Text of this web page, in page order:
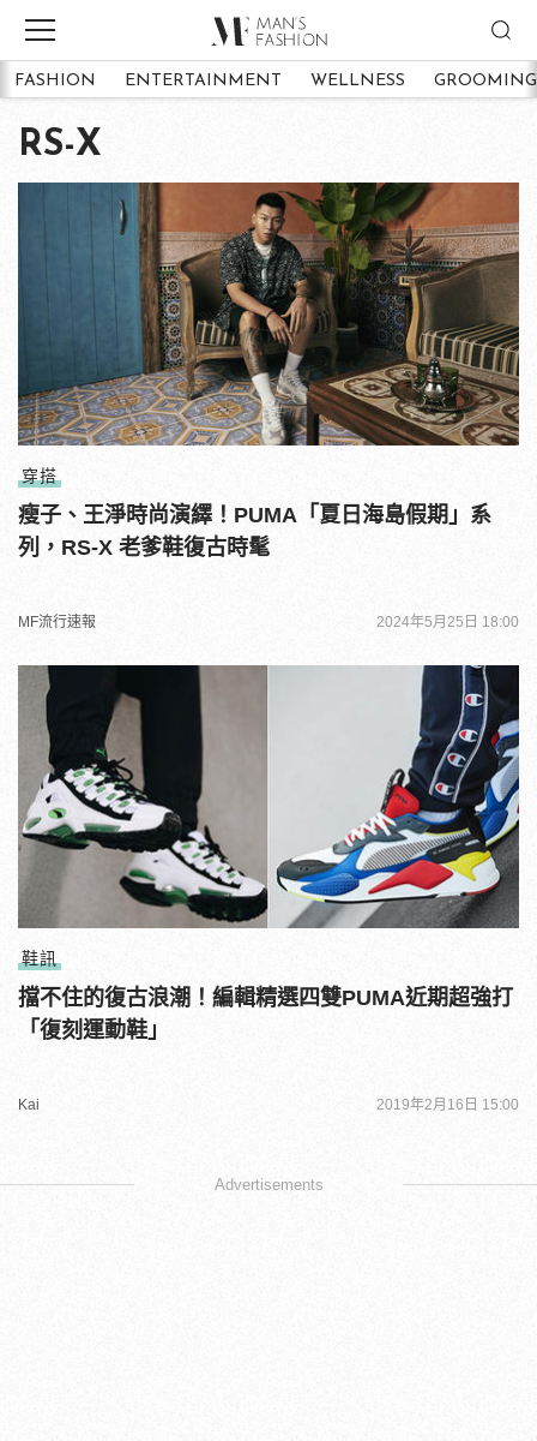
FASHION ENTERTAINMENT WELLNESS GROOMING
RS-X
穿搭
瘦子、王淨時尚演繹！PUMA「夏日海島假期」系
列，RS-X 老爹鞋復古時髦
MF流行速報 2024年5月25日 18:00
鞋訊
擋不住的復古浪潮！編輯精選四雙PUMA近期超強打
「復刻運動鞋」
Kai 2019年2月16日 15:00
Advertisements